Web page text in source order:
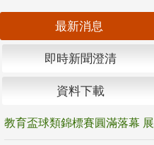
最新消息
即時新聞澄清
資料下載